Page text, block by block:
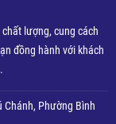
lượng, cung cách
đồng hành với khách
Chánh, Phường Bình